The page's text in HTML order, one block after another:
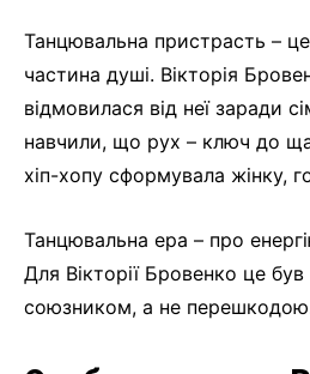
Танцювальна пристрасть –
частина душі. Вікторія
відмовилася від неї заради
навчили, що рух – ключ до
хіп-хопу сформувала жінку,
Танцювальна ера – про
Для Вікторії Бровенко це
союзником, а не